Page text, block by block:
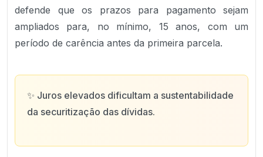
defende que os prazos para pagamento sejam
ampliados para, no mínimo, 15 anos, com um
período de carência antes da primeira parcela.
✨ Juros elevados dificultam a sustentabilidade
da securitização das dívidas.